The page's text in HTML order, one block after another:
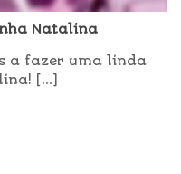
Natalina
a fazer uma linda
[...]